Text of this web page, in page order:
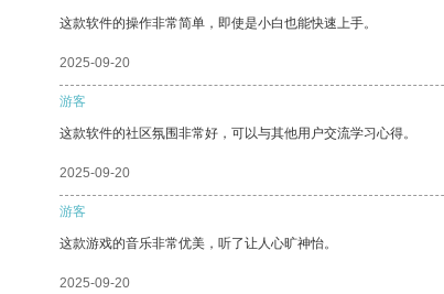
这款软件的操作非常简单，即使是小白也能快速上手。
2025-09-20
游客
这款软件的社区氛围非常好，可以与其他用户交流学习心得。
2025-09-20
游客
这款游戏的音乐非常优美，听了让人心旷神怡。
2025-09-20